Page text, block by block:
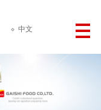
中文